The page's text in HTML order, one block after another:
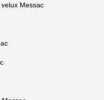
Messac